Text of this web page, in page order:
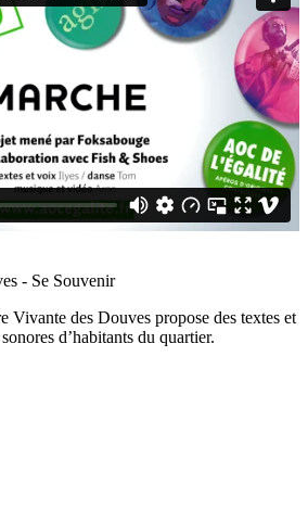
- Se Souvenir
Vivante des Douves propose des textes et
d’habitants du quartier.